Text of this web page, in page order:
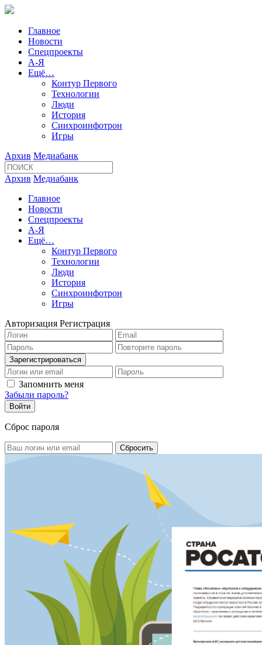
Главное
Новости
Спецпроекты
А-Я
Ещё…
Контур Первого
Технологии
Люди
История
Синхроинфотрон
Игры
Архив Медиабанк
Архив Медиабанк
Главное
Новости
Спецпроекты
А-Я
Ещё…
Контур Первого
Технологии
Люди
История
Синхроинфотрон
Игры
Авторизация Регистрация
Запомнить меня
Забыли пароль?
Сброс пароля